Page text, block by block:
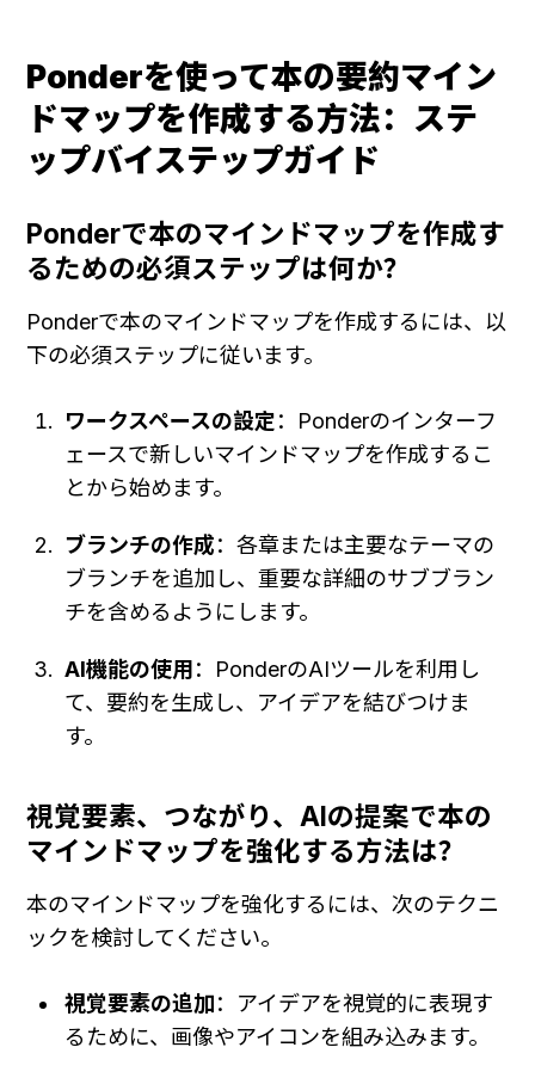
Ponderを使って本の要約マイン
ドマップを作成する方法：ステ
ップバイステップガイド
Ponderで本のマインドマップを作成す
るための必須ステップは何か？
Ponderで本のマインドマップを作成するには、以
下の必須ステップに従います。
ワークスペースの設定：Ponderのインターフ
ェースで新しいマインドマップを作成するこ
とから始めます。
ブランチの作成：各章または主要なテーマの
ブランチを追加し、重要な詳細のサブブラン
チを含めるようにします。
AI機能の使用 ：PonderのAIツールを利用し
て、要約を生成し、アイデアを結びつけま
す。
視覚要素、つながり、AIの提案で本の
マインドマップを強化する方法は？
本のマインドマップを強化するには、次のテクニ
ックを検討してください。
視覚要素の追加：アイデアを視覚的に表現す
るために、画像やアイコンを組み込みます。